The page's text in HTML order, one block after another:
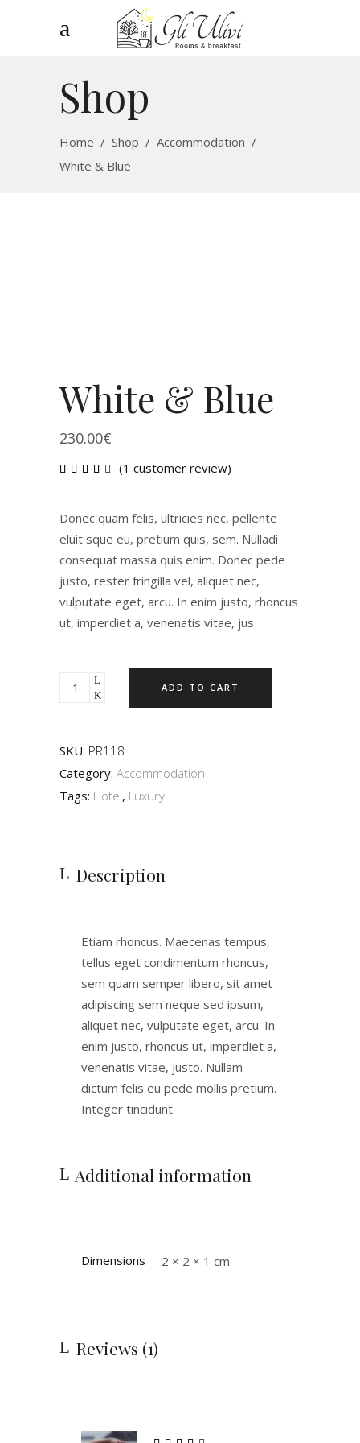
Shop
Home / Shop / Accommodation /
White & Blue
White & Blue
230.00€
Rated
based
on
1
customer
rating
(1 customer review)
Donec quam felis, ultricies nec, pellente
eluit sque eu, pretium quis, sem. Nulladi
consequat massa quis enim. Donec pede
justo, rester fringilla vel, aliquet nec,
vulputate eget, arcu. In enim justo, rhoncus
ut, imperdiet a, venenatis vitae, jus
ADD TO CART
SKU: PR118
Category: Accommodation
Tags: Hotel, Luxury
Description
Etiam rhoncus. Maecenas tempus,
tellus eget condimentum rhoncus,
sem quam semper libero, sit amet
adipiscing sem neque sed ipsum,
aliquet nec, vulputate eget, arcu. In
enim justo, rhoncus ut, imperdiet a,
venenatis vitae, justo. Nullam
dictum felis eu pede mollis pretium.
Integer tincidunt.
Additional information
Dimensions 2 × 2 × 1 cm
Reviews (1)